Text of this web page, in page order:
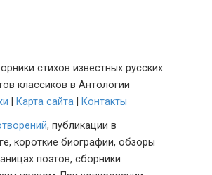
стихов известных русских
классиков в Антологии
Карта сайта
Контакты
, публикации в
короткие биографии, обзоры
поэтов, сборники